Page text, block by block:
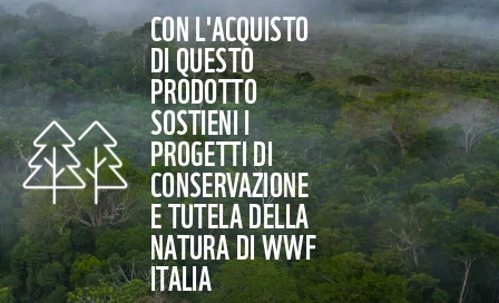
CON L'ACQUISTO
DI QUESTO
PRODOTTO
SOSTIENI I
PROGETTI DI
CONSERVAZIONE
E TUTELA DELLA
NATURA DI WWF
ITALIA